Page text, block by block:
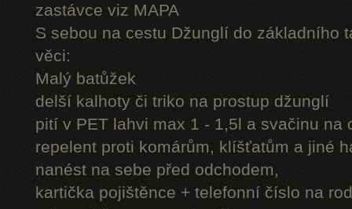
zastávce viz MAPA
S sebou na cestu Džunglí do základního
věci:
Malý batůžek
delší kalhoty či triko na prostup džunglí
pití v PET lahvi max 1 - 1,5l a svačinu na
repelent proti komárům, klíšťatům a jiné
nanést na sebe před odchodem,
kartička pojištěnce + telefonní číslo na